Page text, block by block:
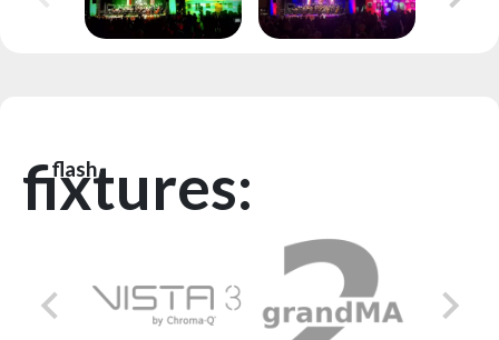
flash
fixtures: